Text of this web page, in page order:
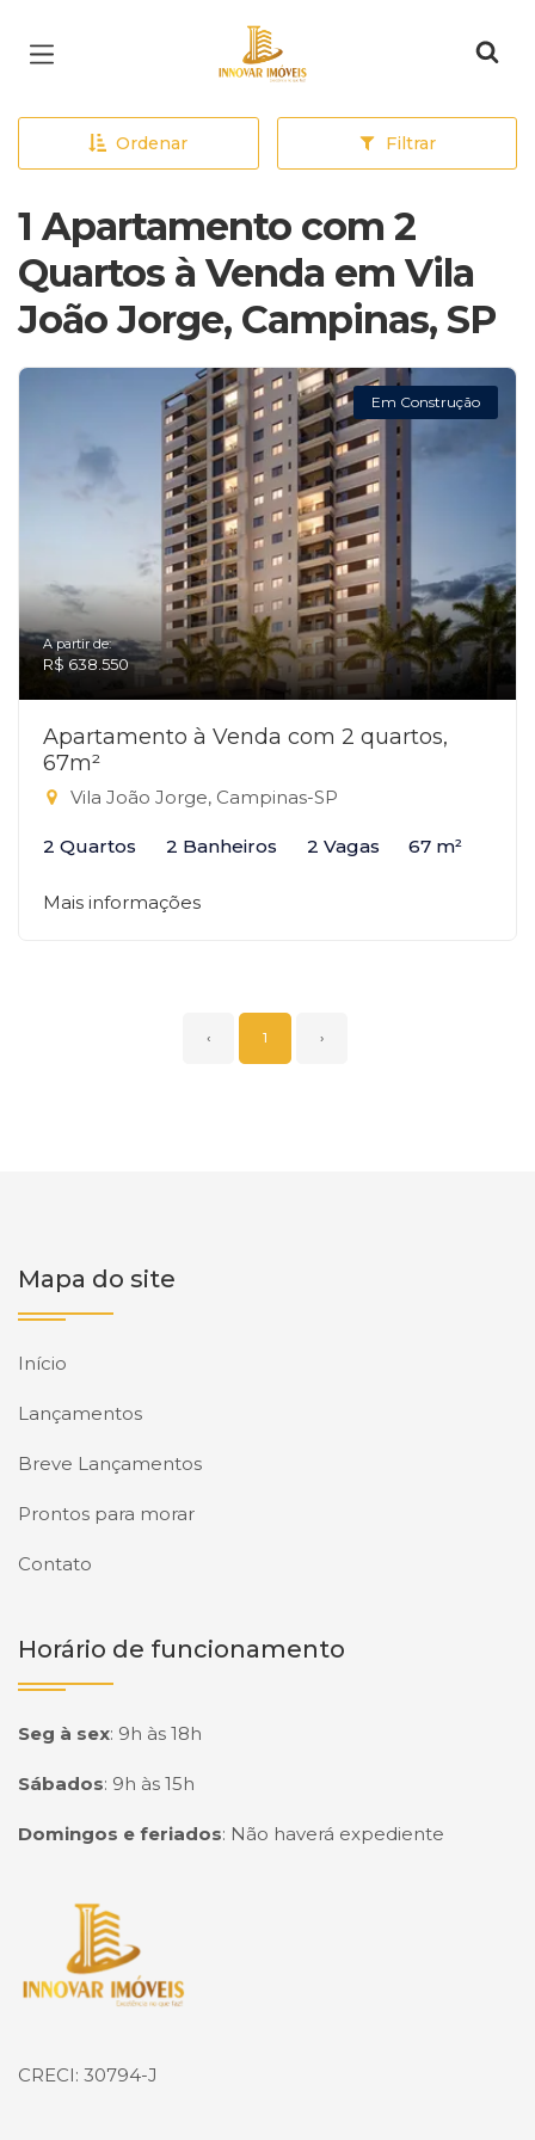
Página inicial
Ordenar Filtrar
1 Apartamento com 2
Quartos à Venda em Vila
João Jorge, Campinas, SP
Em Construção
A partir de:
R$ 638.550
Apartamento à Venda com 2 quartos,
67m²
Vila João Jorge, Campinas-SP
2 Quartos 2 Banheiros 2 Vagas 67 m²
Mais informações
‹ 1 ›
Mapa do site
Início
Lançamentos
Breve Lançamentos
Prontos para morar
Contato
Horário de funcionamento
Seg à sex: 9h às 18h
Sábados: 9h às 15h
Domingos e feriados: Não haverá expediente
Página inicial
CRECI: 30794-J